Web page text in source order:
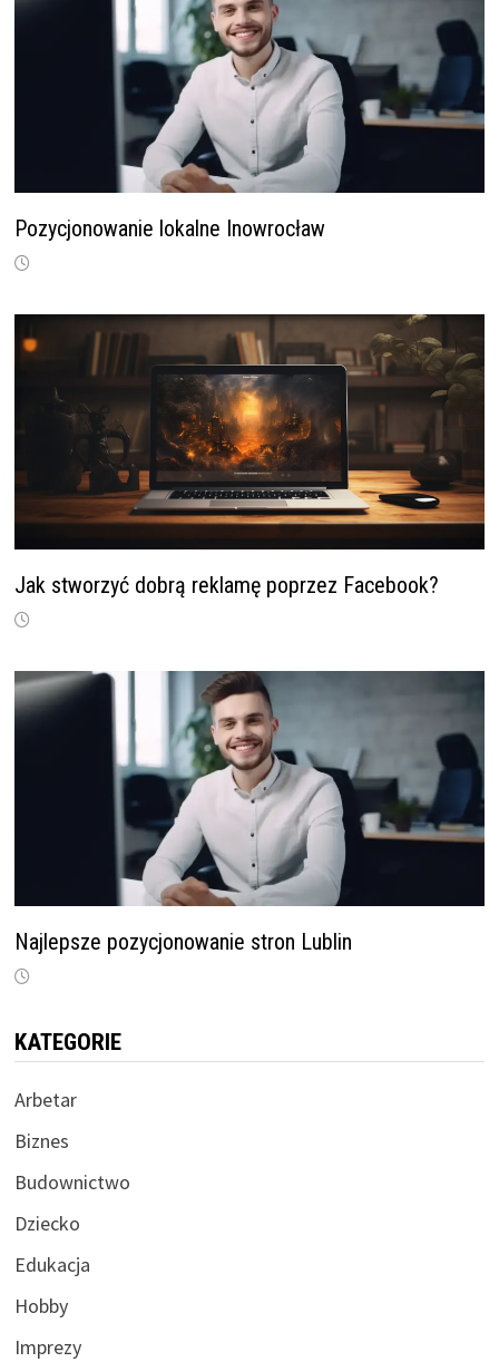
Pozycjonowanie lokalne Inowrocław
Jak stworzyć dobrą reklamę poprzez Facebook?
Najlepsze pozycjonowanie stron Lublin
KATEGORIE
Arbetar
Biznes
Budownictwo
Dziecko
Edukacja
Hobby
Imprezy